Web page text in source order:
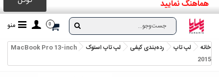
هماهنگ نمایید
0 منو
خانه لپ تاپ رده‌بندی کیفی لپ‌ تاپ استوک
MacBook Pro 13-inch
2015